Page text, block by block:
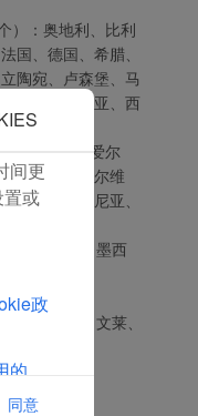
：奥地利、比利
国、德国、希腊、
陶宛、卢森堡、马
、斯洛维尼亚、西
、英国、爱尔
乌克兰、塞尔维
顿、阿尔巴尼亚、
大、巴西、墨西
、新西兰；
新加坡、文莱、
意
。
不会
间更
或
政
的
同意